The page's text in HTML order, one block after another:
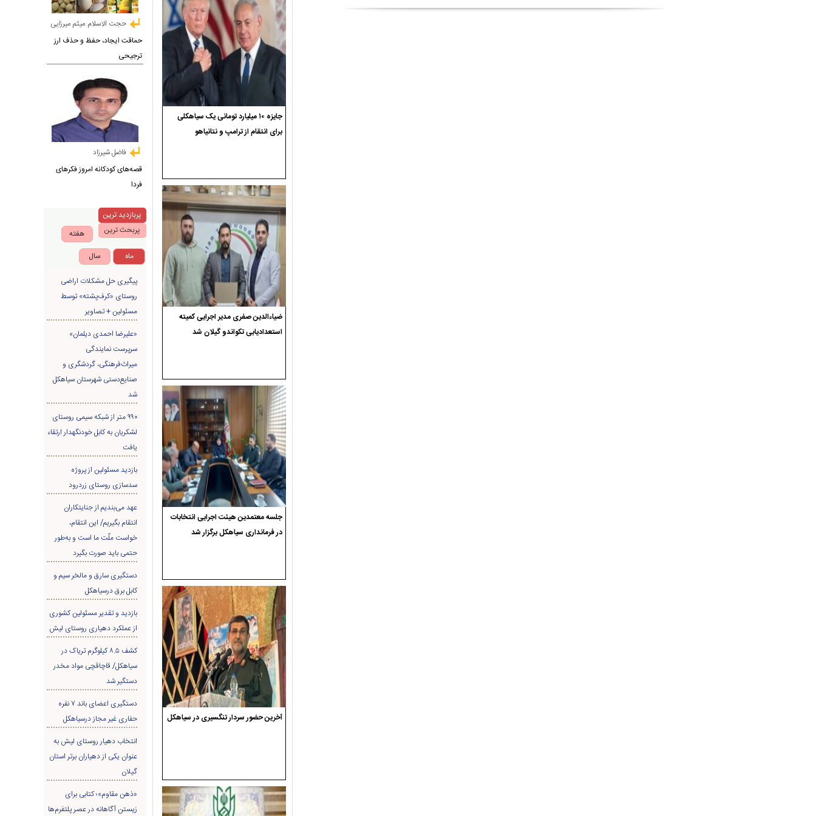
جایزه ۱۰ میلیارد تومانی یک سیاهکلی
برای انتقام از ترامپ و نتانیاهو
ضیاءالدین صفری مدیر اجرایی کمیته
استعدادیابی تکواندو گیلان شد
جلسه معتمدین هیئت اجرایی انتخابات
در فرمانداری سیاهکل برگزار شد
آخرین حضور سردار تنگسیری در سیاهکل
حجت الاسلام میثم میرزایی
حماقت ایجاد، حفظ و حذف ارز
ترجیحی
فاضل شیرزاد
قصه‌های کودکانه امروز فکرهای
فردا
پربازدید ترین
پربحث ترین
هفته
ماه
سال
پیگیری حل مشکلات اراضی
روستای «کرف‌پشته» توسط
مسئولین + تصاویر
«علیرضا احمدی دیلمان»
سرپرست نمایندگی
میراث‌فرهنگی، گردشگری و
صنایع‌دستی شهرستان سیاهکل
شد
۹۹۰ متر از شبکه سیمی روستای
لشکریان به کابل خودنگهدار ارتقاء
یافت
بازدید مسئولین از پروژه
سدسازی روستای زردرود
عهد می‌بندیم از جنایتکاران
انتقام بگیریم/ این انتقام،
خواست ملّت ما است و به‌طور
حتمی باید صورت بگیرد
دستگیری سارق و مالخر سیم و
کابل برق درسیاهکل
بازدید و تقدیر مسئولین کشوری
از عملکرد دهیاری روستای لیش
کشف ۸.۵ کیلوگرم تریاک در
سیاهکل/ قاچاقچی مواد مخدر
دستگیر شد
دستگیری اعضای باند ۷ نفره
حفاری غير مجاز درسیاهکل
انتخاب دهیار روستای لیش به
عنوان یکی از دهیاران برتر استان
گیلان
«ذهن مقاوم»؛ کتابی برای
زیستن آگاهانه در عصر پلتفرم‌ها